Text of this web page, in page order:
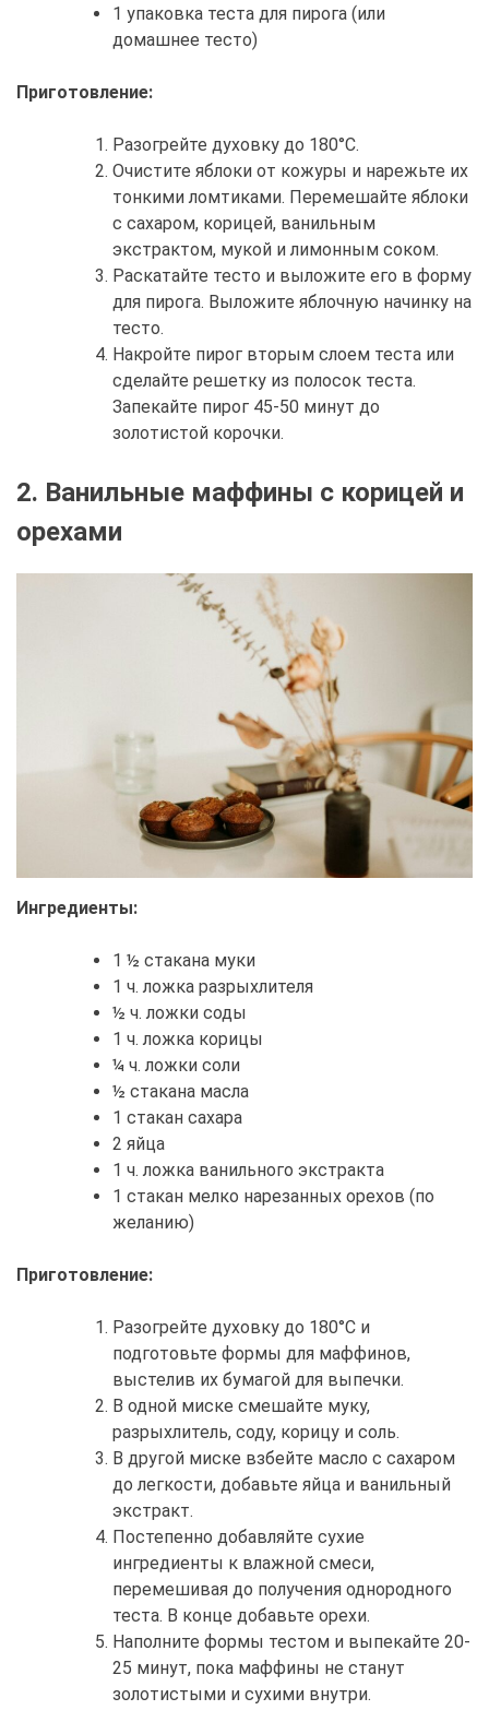
1 упаковка теста для пирога (или
домашнее тесто)
Приготовление:
Разогрейте духовку до 180°C.
Очистите яблоки от кожуры и нарежьте их
тонкими ломтиками. Перемешайте яблоки
с сахаром, корицей, ванильным
экстрактом, мукой и лимонным соком.
Раскатайте тесто и выложите его в форму
для пирога. Выложите яблочную начинку на
тесто.
Накройте пирог вторым слоем теста или
сделайте решетку из полосок теста.
Запекайте пирог 45-50 минут до
золотистой корочки.
2. Ванильные маффины с корицей и
орехами
Ингредиенты:
1 ½ стакана муки
1 ч. ложка разрыхлителя
½ ч. ложки соды
1 ч. ложка корицы
¼ ч. ложки соли
½ стакана масла
1 стакан сахара
2 яйца
1 ч. ложка ванильного экстракта
1 стакан мелко нарезанных орехов (по
желанию)
Приготовление:
Разогрейте духовку до 180°C и
подготовьте формы для маффинов,
выстелив их бумагой для выпечки.
В одной миске смешайте муку,
разрыхлитель, соду, корицу и соль.
В другой миске взбейте масло с сахаром
до легкости, добавьте яйца и ванильный
экстракт.
Постепенно добавляйте сухие
ингредиенты к влажной смеси,
перемешивая до получения однородного
теста. В конце добавьте орехи.
Наполните формы тестом и выпекайте 20-
25 минут, пока маффины не станут
золотистыми и сухими внутри.